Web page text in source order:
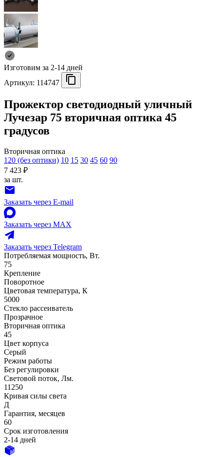
Изготовим за 2-14 дней
Артикул: 114747
Прожектор светодиодный уличный
Лучезар 75 вторичная оптика 45
градусов
Вторичная оптика
120 (без оптики) 10 15 30 45 60 90
7 423 ₽
за шт.
Заказать через E-mail
Заказать через MAX
Заказать через Telegram
Потребляемая мощность, Вт.
75
Крепление
Поворотное
Цветовая температура, К
5000
Стекло рассеиватель
Прозрачное
Вторичная оптика
45
Цвет корпуса
Серый
Режим работы
Без регулировки
Световой поток, Лм.
11250
Кривая силы света
Д
Гарантия, месяцев
60
Срок изготовления
2-14 дней